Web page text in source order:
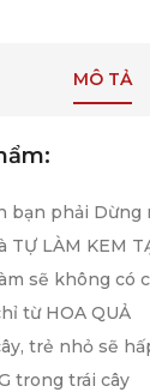
MÔ TẢ
bạn phải Dừng
TỰ LÀM KEM
sẽ không có
từ HOA QUẢ
trẻ nhỏ sẽ
trong trái cây